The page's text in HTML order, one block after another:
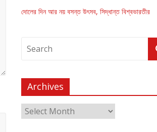
দোলের দিন আর নয় বসন্ত উৎসব, সিদ্ধান্ত বিশ্বভারতীর
Archives